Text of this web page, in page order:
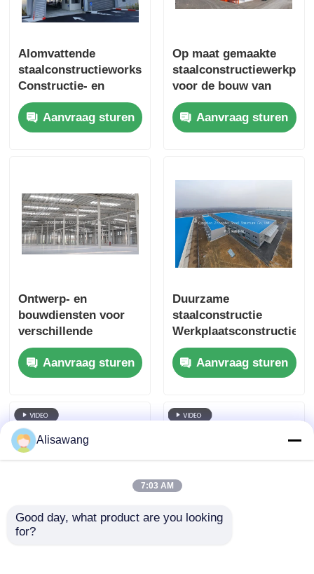
Alomvattende
staalconstructieworkshop
Constructie- en
ingenieursdiensten
voor succesvol
industrieel project
Aanvraag sturen
Op maat gemaakte
voor de bouw van
staalconstructies
voor duurzaam en
industrieel gebruik
Aanvraag sturen
Ontwerp- en
bouwdiensten voor
verschillende
industriële
toepassingen
Aanvraag sturen
Duurzame
staalconstructie
Werkplaatsconstructie
met aanpasbare,
vooraf ontworpen
staaloplossingen
maximaliseren van de
Aanvraag sturen
Alisawang
7:03 AM
Good day, what product are you looking
for?